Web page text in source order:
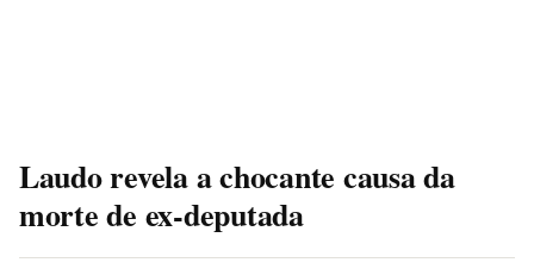
Laudo revela a chocante causa da
morte de ex-deputada